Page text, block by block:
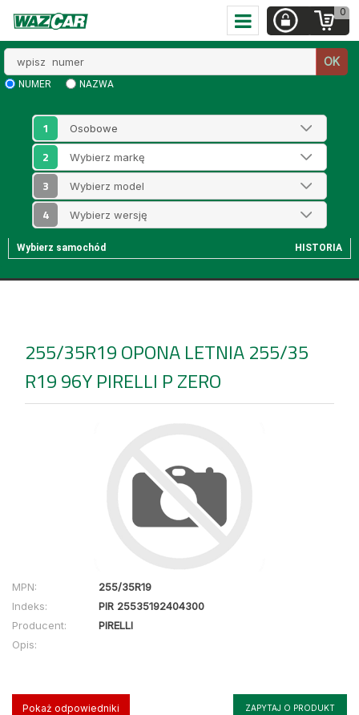
0
numer
OK
NUMER NAZWA
1
2
3
4
Wybierz samochód HISTORIA
255/35R19OPONA LETNIA 255/35
R19 96Y PIRELLI P ZERO
MPN:
255/35R19
Indeks:
PIR 25535192404300
Producent:
PIRELLI
Opis:
Pokaż odpowiedniki ZAPYTAJ O PRODUKT